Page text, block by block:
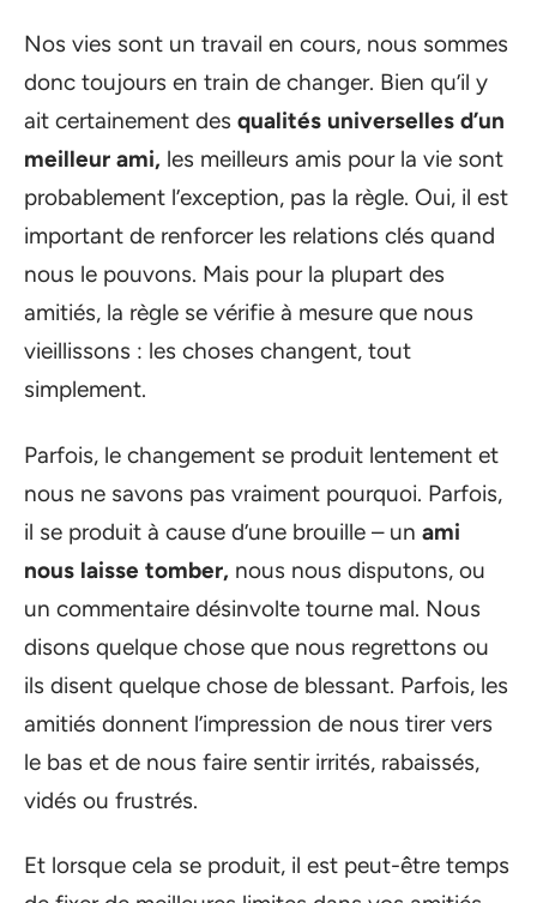
Nos vies sont un travail en cours, nous sommes
donc toujours en train de changer. Bien qu’il y
ait certainement des qualités universelles d’un
meilleur ami, les meilleurs amis pour la vie sont
probablement l’exception, pas la règle. Oui, il est
important de renforcer les relations clés quand
nous le pouvons. Mais pour la plupart des
amitiés, la règle se vérifie à mesure que nous
vieillissons : les choses changent, tout
simplement.
Parfois, le changement se produit lentement et
nous ne savons pas vraiment pourquoi. Parfois,
il se produit à cause d’une brouille – un ami
nous laisse tomber, nous nous disputons, ou
un commentaire désinvolte tourne mal. Nous
disons quelque chose que nous regrettons ou
ils disent quelque chose de blessant. Parfois, les
amitiés donnent l’impression de nous tirer vers
le bas et de nous faire sentir irrités, rabaissés,
vidés ou frustrés.
Et lorsque cela se produit, il est peut-être temps